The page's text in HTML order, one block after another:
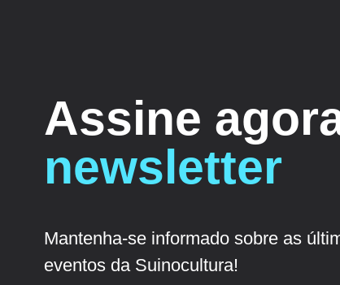
Assine
newsletter
Mantenha-se informado sobre as
eventos da Suinocultura!